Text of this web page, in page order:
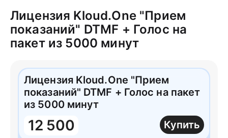
Лицензия Kloud.One "Прием
показаний" DTMF + Голос на
пакет из 5000 минут
Лицензия Kloud.One "Прием
показаний" DTMF + Голос на пакет
из 5000 минут
12 500 Купить